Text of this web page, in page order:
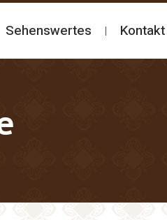
Sehenswertes Kontakt